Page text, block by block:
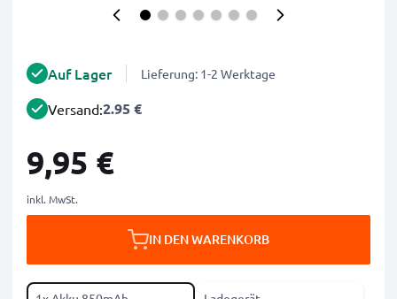
Auf Lager Lieferung: 1-2 Werktage
Versand:2.95 €
9,95 €
inkl. MwSt.
IN DEN WARENKORB